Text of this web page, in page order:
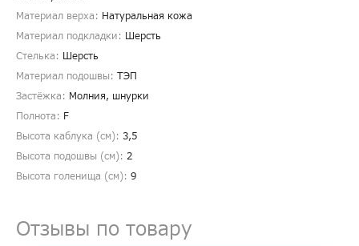
Материал верха: Натуральная кожа
Материал подкладки: Шерсть
Стелька: Шерсть
Материал подошвы: ТЭП
Застёжка: Молния, шнурки
Полнота: F
Высота каблука (см): 3,5
Высота подошвы (см): 2
Высота голенища (cм): 9
Отзывы по товару